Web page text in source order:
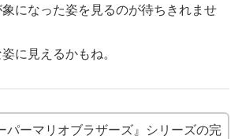
になった姿を見るのが待ちきれませ
に見えるかもね。
パーマリオブラザーズ』シリーズの完